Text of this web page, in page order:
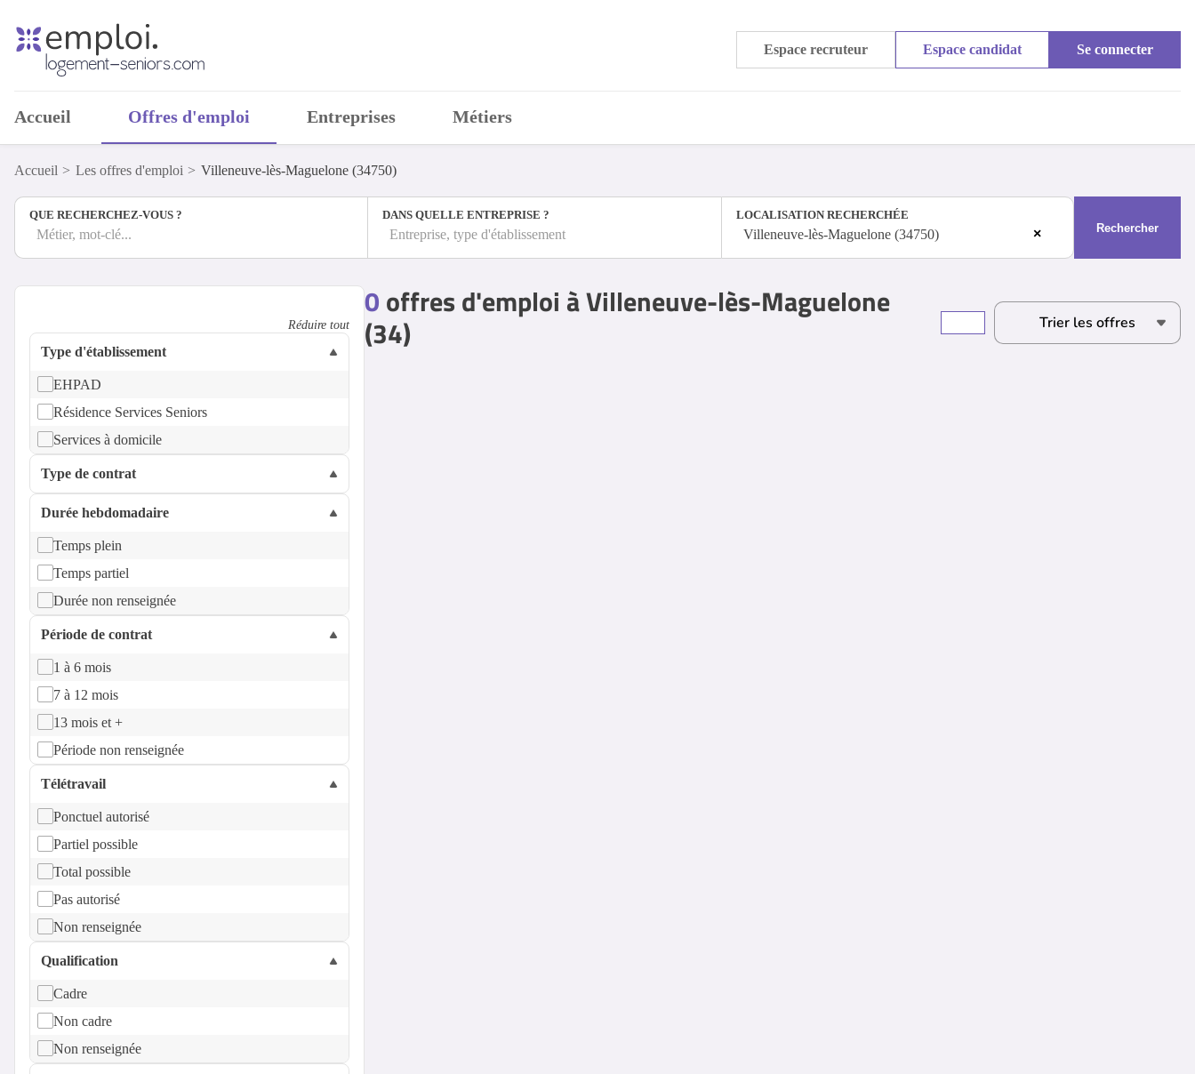
Espace recruteur Espace candidat Se connecter
Accueil Offres d'emploi Entreprises Métiers
Accueil Les offres d'emploi Villeneuve-lès-Maguelone (34750)
QUE RECHERCHEZ-VOUS ?
Métier, mot-clé...
DANS QUELLE ENTREPRISE ?
Entreprise, type d'établissement
LOCALISATION RECHERCHÉE
×
Villeneuve-lès-Maguelone (34750) Rechercher
0offres d'emploi à Villeneuve-lès-Maguelone
(34)
Réduire tout
Type d'établissement
EHPAD
Résidence Services Seniors
Services à domicile
Type de contrat
Durée hebdomadaire
Temps plein
Temps partiel
Durée non renseignée
Période de contrat
1 à 6 mois
7 à 12 mois
13 mois et +
Période non renseignée
Télétravail
Ponctuel autorisé
Partiel possible
Total possible
Pas autorisé
Non renseignée
Qualification
Cadre
Non cadre
Non renseignée